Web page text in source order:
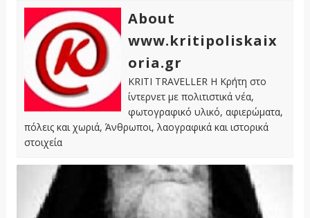
About
www.kritipoliskaix
oria.gr
KRITI TRAVELLER Η Κρήτη στο
ίντερνετ με πολιτιστικά νέα,
φωτογραφικό υλικό, αφιερώματα,
πόλεις και χωριά, Άνθρωποι, λαογραφικά και ιστορικά
στοιχεία